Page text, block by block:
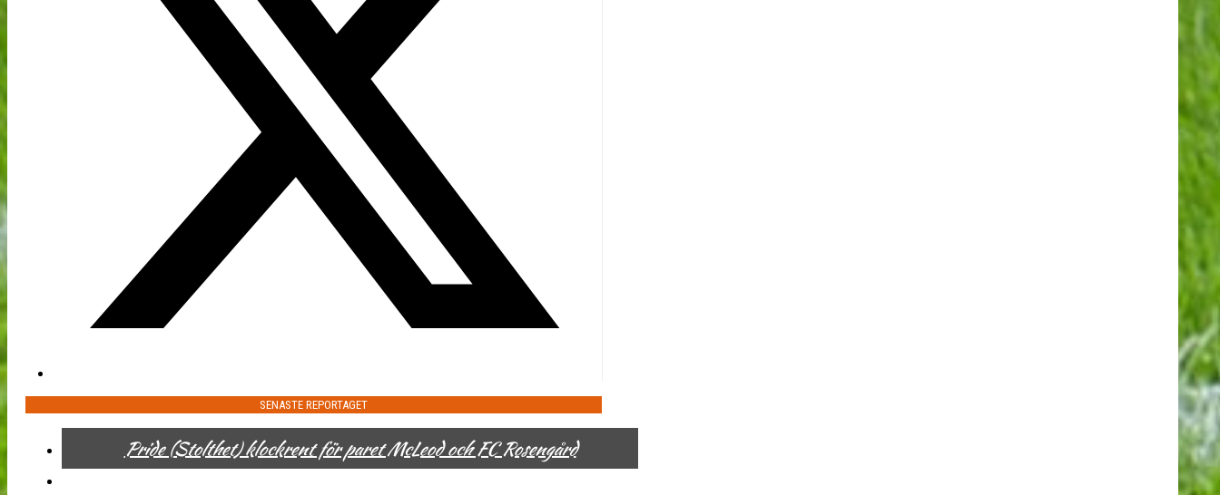
SENASTE REPORTAGET
Pride (Stolthet) klockrent för paret McLeod och FC Rosengård